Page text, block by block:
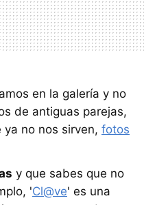
en la galería y no
de antiguas parejas,
no nos sirven, fotos
y que sabes que no
'Cl@ve' es una